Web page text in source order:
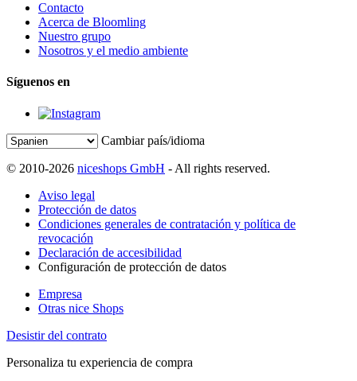
Contacto
Acerca de Bloomling
Nuestro grupo
Nosotros y el medio ambiente
Síguenos en
Cambiar país/idioma
© 2010-2026 niceshops GmbH - All rights reserved.
Aviso legal
Protección de datos
Condiciones generales de contratación y política de
revocación
Declaración de accesibilidad
Configuración de protección de datos
Empresa
Otras nice Shops
Desistir del contrato
Personaliza tu experiencia de compra